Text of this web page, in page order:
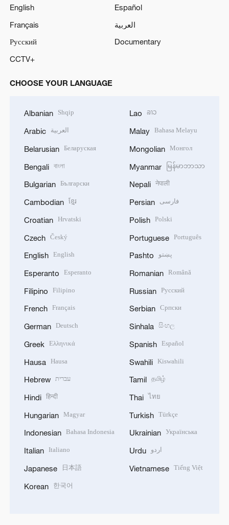
English
Español
Français
العربية
Русский
Documentary
CCTV+
CHOOSE YOUR LANGUAGE
Albanian Shqip
Arabic العربية
Belarusian Беларуская
Bengali বাংলা
Bulgarian Български
Cambodian ខ្មែរ
Croatian Hrvatski
Czech Český
English English
Esperanto Esperanto
Filipino Filipino
French Français
German Deutsch
Greek Ελληνικά
Hausa Hausa
Hebrew עברית
Hindi हिन्दी
Hungarian Magyar
Indonesian Bahasa Indonesia
Italian Italiano
Japanese 日本語
Korean 한국어
Lao ລາວ
Malay Bahasa Melayu
Mongolian Монгол
Myanmar မြန်မာဘာသာ
Nepali नेपाली
Persian فارسی
Polish Polski
Portuguese Português
Pashto پښتو
Romanian Română
Russian Русский
Serbian Српски
Sinhala සිංහල
Spanish Español
Swahili Kiswahili
Tamil தமிழ்
Thai ไทย
Turkish Türkçe
Ukrainian Українська
Urdu اردو
Vietnamese Tiếng Việt